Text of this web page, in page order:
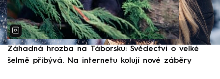
Záhadná hrozba na Táborsku: Svědectví o velké
šelmě přibývá. Na internetu kolují nové záběry